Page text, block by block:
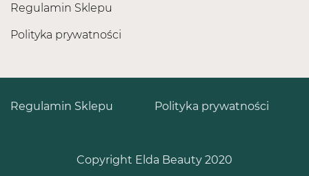
Regulamin Sklepu
Polityka prywatności
Copyright Elda Beauty 2020
Polityka prywatności
Regulamin Sklepu